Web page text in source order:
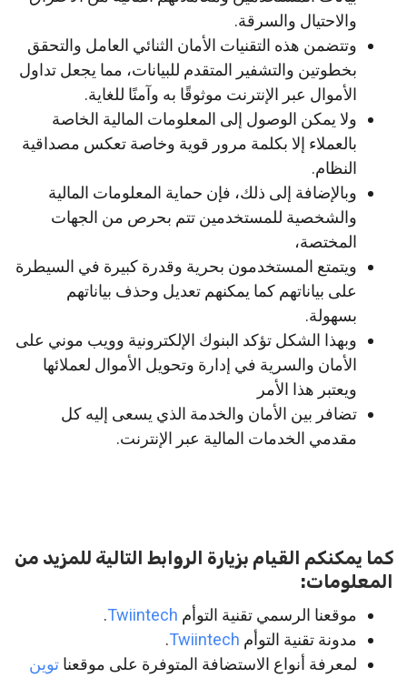
والاحتيال والسرقة.
وتتضمن هذه التقنيات الأمان الثنائي العامل والتحقق
بخطوتين والتشفير المتقدم للبيانات، مما يجعل تداول
الأموال عبر الإنترنت موثوقًا به وآمنًا للغاية.
ولا يمكن الوصول إلى المعلومات المالية الخاصة
بالعملاء إلا بكلمة مرور قوية وخاصة تعكس مصداقية
النظام.
وبالإضافة إلى ذلك، فإن حماية المعلومات المالية
والشخصية للمستخدمين تتم بحرص من الجهات
المختصة،
ويتمتع المستخدمون بحرية وقدرة كبيرة في السيطرة
على بياناتهم كما يمكنهم تعديل وحذف بياناتهم
بسهولة.
وبهذا الشكل تؤكد البنوك الإلكترونية وويب موني على
الأمان والسرية في إدارة وتحويل الأموال لعملائها
ويعتبر هذا الأمر
تضافر بين الأمان والخدمة الذي يسعى إليه كل
مقدمي الخدمات المالية عبر الإنترنت.
كما يمكنكم القيام بزيارة الروابط التالية للمزيد من
المعلومات:
موقعنا الرسمي تقنية التوأم Twiintech
.
مدونة تقنية التوأم Twiintech
.
لمعرفة أنواع الاستضافة المتوفرة على موقعنا توين